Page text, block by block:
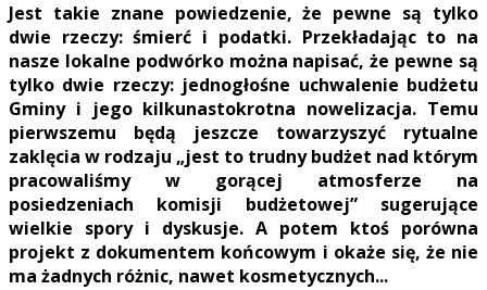
Jest takie znane powiedzenie, że pewne są tylko
dwie rzeczy: śmierć i podatki. Przekładając to na
nasze lokalne podwórko można napisać, że pewne są
tylko dwie rzeczy: jednogłośne uchwalenie budżetu
Gminy i jego kilkunastokrotna nowelizacja. Temu
pierwszemu będą jeszcze towarzyszyć rytualne
zaklęcia w rodzaju „jest to trudny budżet nad którym
pracowaliśmy w gorącej atmosferze na
posiedzeniach komisji budżetowej” sugerujące
wielkie spory i dyskusje. A potem ktoś porówna
projekt z dokumentem końcowym i okaże się, że nie
ma żadnych różnic, nawet kosmetycznych...